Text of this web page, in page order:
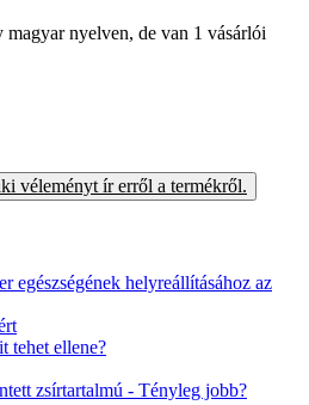
nyelven, de van 1 vásárlói
véleményt ír erről a termékről.
egészségének helyreállításához az
tehet ellene?
zsírtartalmú - Tényleg jobb?